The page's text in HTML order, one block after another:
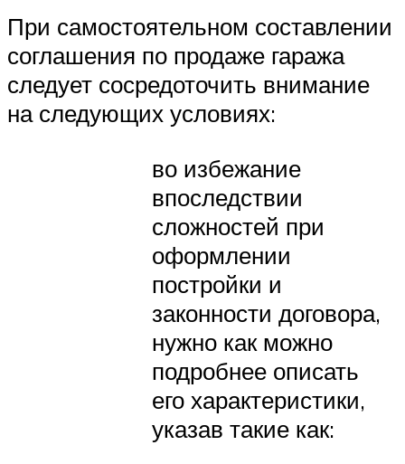
При самостоятельном составлении
соглашения по продаже гаража
следует сосредоточить внимание
на следующих условиях:
во избежание
впоследствии
сложностей при
оформлении
постройки и
законности договора,
нужно как можно
подробнее описать
его характеристики,
указав такие как: